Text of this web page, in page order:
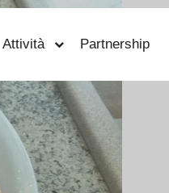
Attività Partnership